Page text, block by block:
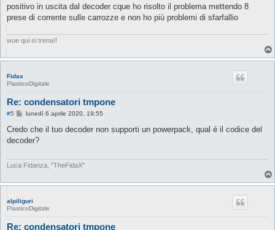
g
i
positivo in uscita dal decoder cque ho risolto il problema mettendo 8
prese di corrente sulle carrozze e non ho più problemi di sfarfallio
wue qui si trena!!
Fidax
PlasticoDigitale
Re: condensatori tmpone
#5
M
s
a
i
lunedì 6 aprile 2020, 19:55
Credo che il tuo decoder non supporti un powerpack, qual é il codice del
decoder?
Luca Fidanza, "TheFidaX"
alpiliguri
PlasticoDigitale
Re: condensatori tmpone